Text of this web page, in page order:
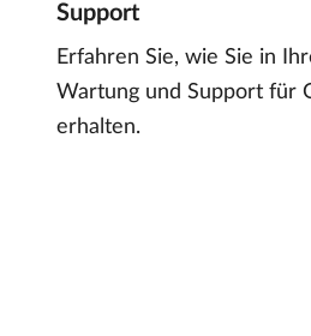
Support
Erfahren Sie, wie Sie in
Wartung und Support für
erhalten.